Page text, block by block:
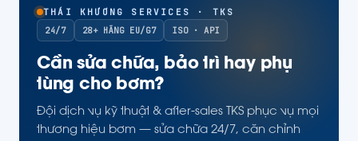
THÁI KHƯƠNG SERVICES · TKS
24/7
28+ HÃNG EU/G7 ISO · API
Cần sửa chữa, bảo trì hay phụ
tùng cho bơm?
Đội dịch vụ kỹ thuật & after-sales TKS phục vụ mọi
thương hiệu bơm — sửa chữa 24/7, căn chỉnh